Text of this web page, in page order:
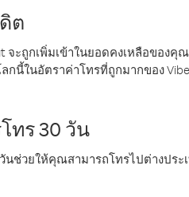
ต
จะถูกเพิ่มเข้าในยอดคงเหลือของ
กนี้ในอัตราค่าโทรที่ถูกมากของ
ทร 30 วัน
นช่วยให้คุณสามารถโทรไปต่างปร